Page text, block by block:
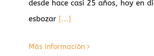
desde hace casi 25 años, hoy en
esbozar [...]
Más información